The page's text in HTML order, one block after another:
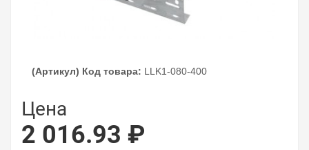
(Артикул) Код товара: LLK1-080-400
Цена
2 016.93 ₽